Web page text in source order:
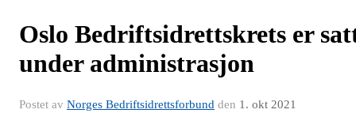
Oslo Bedriftsidrettskrets er
under administrasjon
Postet av Norges Bedriftsidrettsforbund den 1. okt 2021